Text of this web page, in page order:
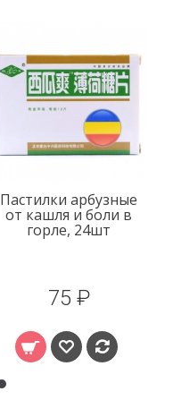
Пастилки арбузные
от кашля и боли в
горле, 24шт
75 ₽